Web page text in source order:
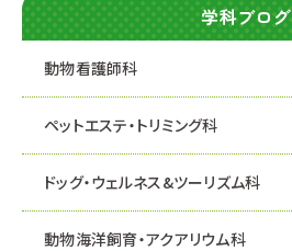
学科ブログ
動物看護師科
ペットエステ・トリミング科
ドッグ・ウェルネス&ツーリズム科
動物海洋飼育・アクアリウム科